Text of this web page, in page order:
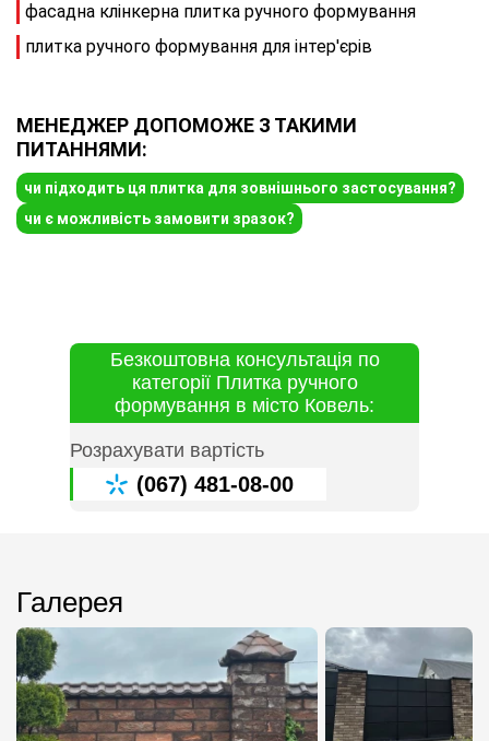
фасадна клінкерна плитка ручного формування
плитка ручного формування для інтер'єрів
МЕНЕДЖЕР ДОПОМОЖЕ З ТАКИМИ
ПИТАННЯМИ:
чи підходить ця плитка для зовнішнього застосування?
чи є можливість замовити зразок?
Безкоштовна консультація по
категорії Плитка ручного
формування в місто Ковель:
Розрахувати вартість
(067) 481-08-00
Галерея